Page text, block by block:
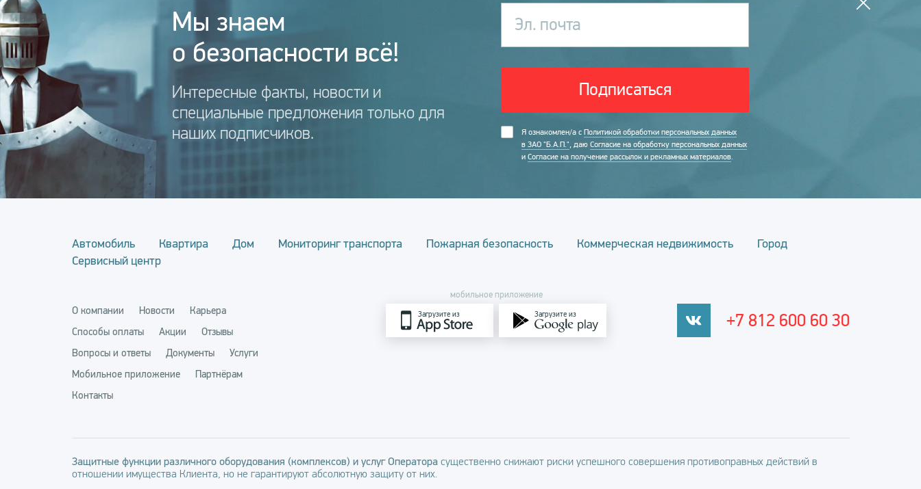
Мы знаем
о безопасности всё!
Интересные факты, новости и
специальные предложения только для
наших подписчиков.
Эл. почта
Подписаться
Я ознакомлен/а с Политикой обработки персональных данных
в ЗАО "Б.А.П.", даю Согласие на обработку персональных данных
и Согласие на получение рассылок и рекламных материалов.
Автомобиль Квартира Дом Мониторинг транспорта Пожарная безопасность Коммерческая недвижимость
Город
Сервисный центр
О компании Новости
Карьера
Способы оплаты
Акции
Отзывы
Вопросы и ответы
Документы
Услуги
Мобильное приложение
Партнёрам
Контакты
мобильное приложение
Загрузите из Загрузите из +7 812 600 60 30
Защитные функции различного оборудования (комплексов) и услуг Оператора существенно снижают риски успешного совершения противоправных действий в
отношении имущества Клиента, но не гарантируют абсолютную защиту от них.